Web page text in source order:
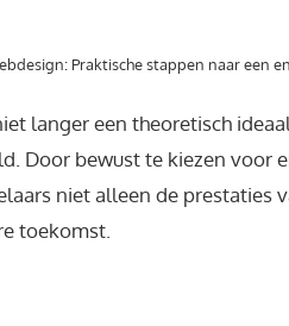
Praktische stappen naar een
langer een theoretisch
Door bewust te kiezen voor
niet alleen de prestaties
toekomst.